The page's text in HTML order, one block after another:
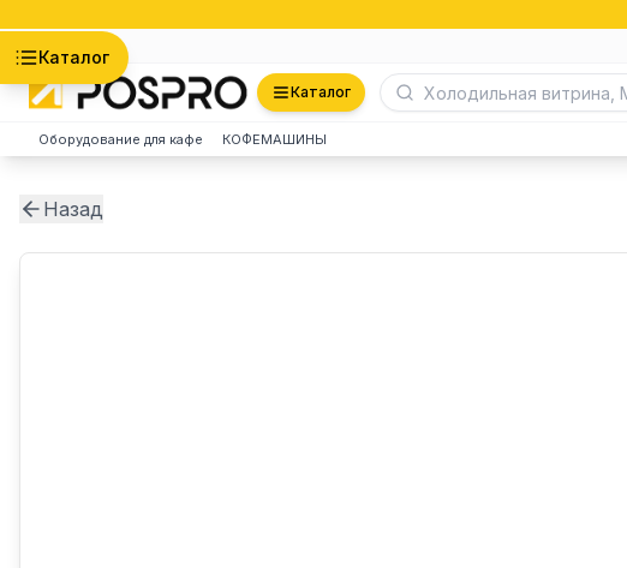
Каталог
Каталог
Оборудование для кафе КОФЕМАШИНЫ
Назад